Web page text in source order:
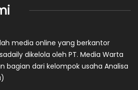
media online yang berkantor
dikelola oleh PT. Media Warta
bagian dari kelompok usaha Analisa